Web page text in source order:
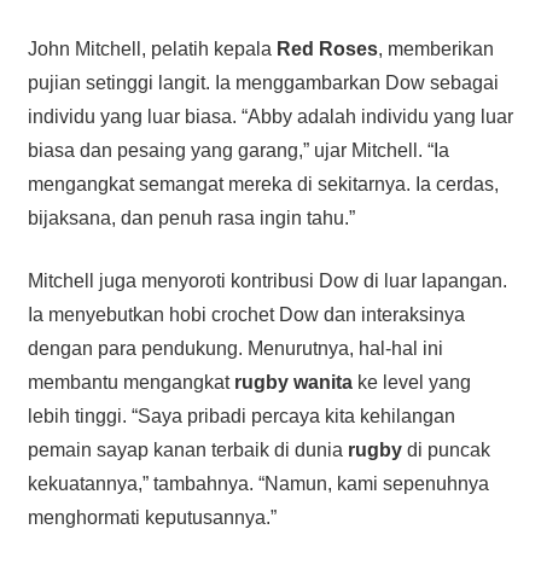
John Mitchell, pelatih kepala Red Roses, memberikan
pujian setinggi langit. Ia menggambarkan Dow sebagai
individu yang luar biasa. “Abby adalah individu yang luar
biasa dan pesaing yang garang,” ujar Mitchell. “Ia
mengangkat semangat mereka di sekitarnya. Ia cerdas,
bijaksana, dan penuh rasa ingin tahu.”
Mitchell juga menyoroti kontribusi Dow di luar lapangan.
Ia menyebutkan hobi crochet Dow dan interaksinya
dengan para pendukung. Menurutnya, hal-hal ini
membantu mengangkat rugby wanitake level yang
lebih tinggi. “Saya pribadi percaya kita kehilangan
pemain sayap kanan terbaik di dunia rugbydi puncak
kekuatannya,” tambahnya. “Namun, kami sepenuhnya
menghormati keputusannya.”